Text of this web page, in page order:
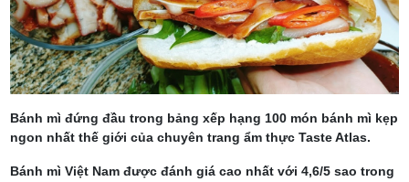
Bánh mì đứng đầu trong bảng xếp hạng 100 món bánh mì kẹp
ngon nhất thế giới của chuyên trang ẩm thực Taste Atlas.
Bánh mì Việt Nam được đánh giá cao nhất với 4,6/5 sao trong